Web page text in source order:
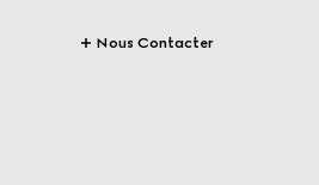
Nous Contacter